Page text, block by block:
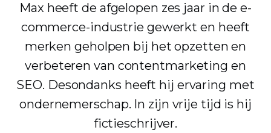
Max heeft de afgelopen zes jaar in de e-
commerce-industrie gewerkt en heeft
merken geholpen bij het opzetten en
verbeteren van contentmarketing en
SEO. Desondanks heeft hij ervaring met
ondernemerschap. In zijn vrije tijd is hij
fictieschrijver.